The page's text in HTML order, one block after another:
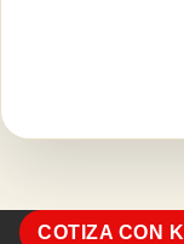
COTIZA CON